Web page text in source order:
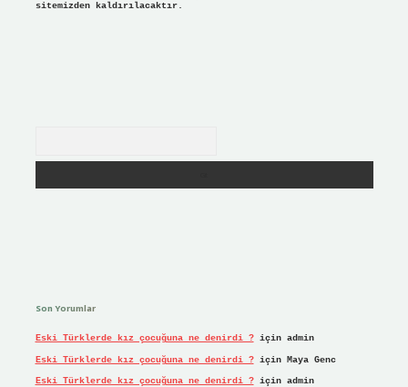
sitemizden kaldırılacaktır.
Son Yorumlar
Eski Türklerde kız çocuğuna ne denirdi ?için admin
Eski Türklerde kız çocuğuna ne denirdi ?için Maya Genc
Eski Türklerde kız çocuğuna ne denirdi ?için admin